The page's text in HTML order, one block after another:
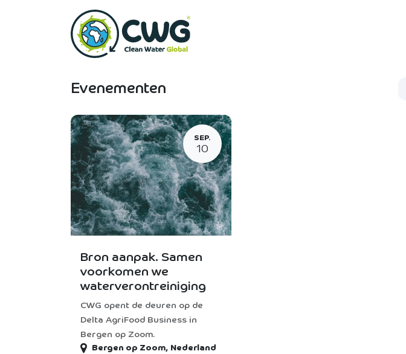
Evenementen
SEP.
10
Bron aanpak. Samen
voorkomen we
waterverontreiniging
CWG opent de deuren op de
Delta AgriFood Business in
Bergen op Zoom.
Bergen op Zoom, Nederland